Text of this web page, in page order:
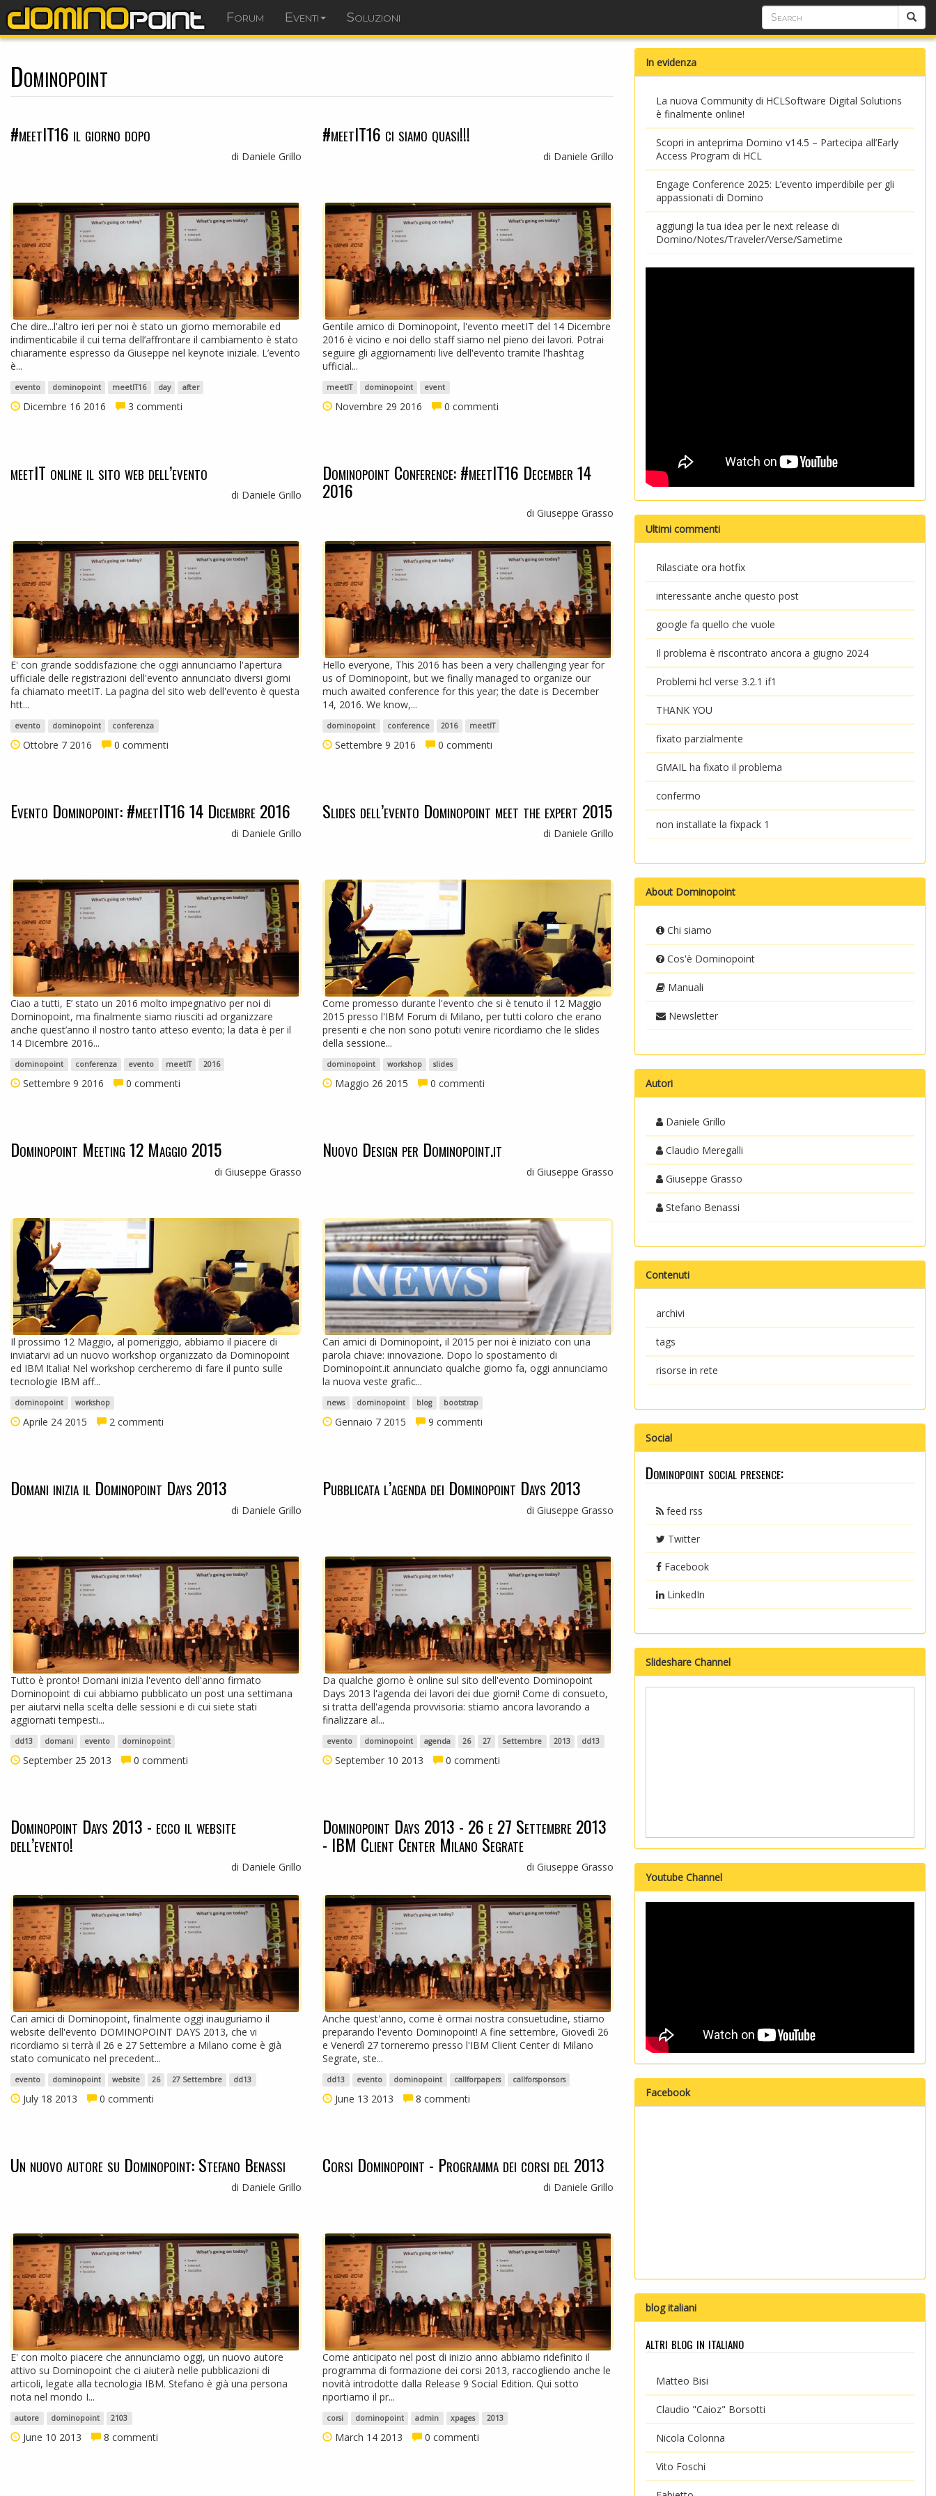
Forum Eventi Soluzioni
Dominopoint
#meetIT16 il giorno dopo
di Daniele Grillo
Che dire...l'altro ieri per noi è stato un giorno memorabile ed
indimenticabile il cui tema dell’affrontare il cambiamento è stato
chiaramente espresso da Giuseppe nel keynote iniziale. L’evento
è...
evento dominopoint meetIT16 day after
Dicembre 16 2016 3 commenti
#meetIT16 ci siamo quasi!!!
di Daniele Grillo
Gentile amico di Dominopoint, l'evento meetIT del 14 Dicembre
2016 è vicino e noi dello staff siamo nel pieno dei lavori. Potrai
seguire gli aggiornamenti live dell'evento tramite l'hashtag
ufficial...
meetIT dominopoint event
Novembre 29 2016 0 commenti
meetIT online il sito web dell’evento
di Daniele Grillo
E' con grande soddisfazione che oggi annunciamo l'apertura
ufficiale delle registrazioni dell'evento annunciato diversi giorni
fa chiamato meetIT. La pagina del sito web dell'evento è questa
htt...
evento dominopoint conferenza
Ottobre 7 2016 0 commenti
Dominopoint Conference: #meetIT16 December 14
2016
di Giuseppe Grasso
Hello everyone, This 2016 has been a very challenging year for
us of Dominopoint, but we finally managed to organize our
much awaited conference for this year; the date is December
14, 2016. We know,...
dominopoint conference 2016 meetIT
Settembre 9 2016 0 commenti
Evento Dominopoint: #meetIT16 14 Dicembre 2016
di Daniele Grillo
Ciao a tutti, E’ stato un 2016 molto impegnativo per noi di
Dominopoint, ma finalmente siamo riusciti ad organizzare
anche quest’anno il nostro tanto atteso evento; la data è per il
14 Dicembre 2016...
dominopoint conferenza evento meetIT 2016
Settembre 9 2016 0 commenti
Slides dell’evento Dominopoint meet the expert 2015
di Daniele Grillo
Come promesso durante l'evento che si è tenuto il 12 Maggio
2015 presso l'IBM Forum di Milano, per tutti coloro che erano
presenti e che non sono potuti venire ricordiamo che le slides
della sessione...
dominopoint workshop slides
Maggio 26 2015 0 commenti
Dominopoint Meeting 12 Maggio 2015
di Giuseppe Grasso
Il prossimo 12 Maggio, al pomeriggio, abbiamo il piacere di
inviatarvi ad un nuovo workshop organizzato da Dominopoint
ed IBM Italia! Nel workshop cercheremo di fare il punto sulle
tecnologie IBM aff...
dominopoint workshop
Aprile 24 2015 2 commenti
Nuovo Design per Dominopoint.it
di Giuseppe Grasso
Cari amici di Dominopoint, il 2015 per noi è iniziato con una
parola chiave: innovazione. Dopo lo spostamento di
Dominopoint.it annunciato qualche giorno fa, oggi annunciamo
la nuova veste grafic...
news dominopoint blog bootstrap
Gennaio 7 2015 9 commenti
Domani inizia il Dominopoint Days 2013
di Daniele Grillo
Tutto è pronto! Domani inizia l'evento dell'anno firmato
Dominopoint di cui abbiamo pubblicato un post una settimana
per aiutarvi nella scelta delle sessioni e di cui siete stati
aggiornati tempesti...
dd13 domani evento dominopoint
September 25 2013 0 commenti
Pubblicata l’agenda dei Dominopoint Days 2013
di Giuseppe Grasso
Da qualche giorno è online sul sito dell'evento Dominopoint
Days 2013 l'agenda dei lavori dei due giorni! Come di consueto,
si tratta dell'agenda provvisoria: stiamo ancora lavorando a
finalizzare al...
evento dominopoint agenda 26 27 Settembre 2013 dd13
September 10 2013 0 commenti
Dominopoint Days 2013 - ecco il website
dell’evento!
di Daniele Grillo
Cari amici di Dominopoint, finalmente oggi inauguriamo il
website dell'evento DOMINOPOINT DAYS 2013, che vi
ricordiamo si terrà il 26 e 27 Settembre a Milano come è già
stato comunicato nel precedent...
evento dominopoint website 26 27 Settembre dd13
July 18 2013 0 commenti
Dominopoint Days 2013 - 26 e 27 Settembre 2013
- IBM Client Center Milano Segrate
di Giuseppe Grasso
Anche quest'anno, come è ormai nostra consuetudine, stiamo
preparando l'evento Dominopoint! A fine settembre, Giovedì 26
e Venerdì 27 torneremo presso l'IBM Client Center di Milano
Segrate, ste...
dd13 evento dominopoint callforpapers callforsponsors
June 13 2013 8 commenti
Un nuovo autore su Dominopoint: Stefano Benassi
di Daniele Grillo
E' con molto piacere che annunciamo oggi, un nuovo autore
attivo su Dominopoint che ci aiuterà nelle pubblicazioni di
articoli, legate alla tecnologia IBM. Stefano è già una persona
nota nel mondo I...
autore dominopoint 2103
June 10 2013 8 commenti
Corsi Dominopoint - Programma dei corsi del 2013
di Daniele Grillo
Come anticipato nel post di inizio anno abbiamo ridefinito il
programma di formazione dei corsi 2013, raccogliendo anche le
novità introdotte dalla Release 9 Social Edition. Qui sotto
riportiamo il pr...
corsi dominopoint admin xpages 2013
March 14 2013 0 commenti
In evidenza
La nuova Community di HCLSoftware Digital Solutions
è finalmente online!
Scopri in anteprima Domino v14.5 – Partecipa all’Early
Access Program di HCL
Engage Conference 2025: L’evento imperdibile per gli
appassionati di Domino
aggiungi la tua idea per le next release di
Domino/Notes/Traveler/Verse/Sametime
Ultimi commenti
Rilasciate ora hotfix
interessante anche questo post
google fa quello che vuole
Il problema è riscontrato ancora a giugno 2024
Problemi hcl verse 3.2.1 if1
THANK YOU
fixato parzialmente
GMAIL ha fixato il problema
confermo
non installate la fixpack 1
About Dominopoint
Chi siamo
Cos'è Dominopoint
Manuali
Newsletter
Autori
Daniele Grillo
Claudio Meregalli
Giuseppe Grasso
Stefano Benassi
Contenuti
archivi
tags
risorse in rete
Social
Dominopoint social presence:
feed rss
Twitter
Facebook
LinkedIn
Slideshare Channel
Youtube Channel
Facebook
blog italiani
altri blog in italiano
Matteo Bisi
Claudio "Caioz" Borsotti
Nicola Colonna
Vito Foschi